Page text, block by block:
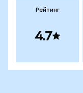
Рейтинг
4.7